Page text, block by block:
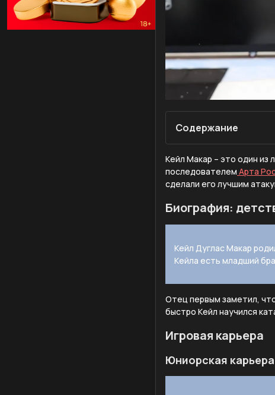
Содержание
Кейл Макар – это один из
последователем Арта
сделали его лучшим
Биография:
Кейл Дуглас Макар
Кейла есть младший
Отец первым заметил,
быстро Кейл научился
Игровая карьера
Юниорская карьера